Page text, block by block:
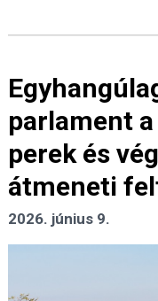
parlament
perek és
átmeneti
2026. június 9.